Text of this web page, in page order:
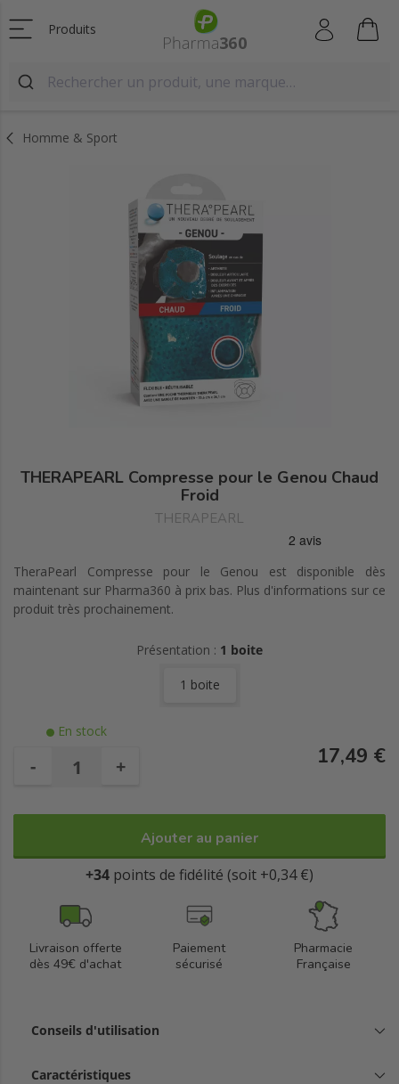
Produits
Homme & Sport
THERAPEARL Compresse pour le Genou Chaud
Froid
THERAPEARL
TheraPearl Compresse pour le Genou est disponible dès
maintenant sur Pharma360 à prix bas. Plus d'informations sur ce
produit très prochainement.
Présentation : 1 boite
1 boite
En stock
- + 17,49 €
Ajouter au panier
+34 points de fidélité (soit +0,34 €)
Livraison offerte
dès 49€ d'achat
Paiement
sécurisé
Pharmacie
Française
Conseils d'utilisation
Caractéristiques